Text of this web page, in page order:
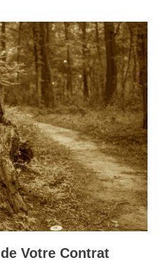
Votre Contrat